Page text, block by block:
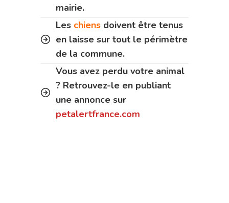
mairie.
Les chiens doivent être tenus
en laisse sur tout le périmètre
de la commune.
Vous avez perdu votre animal
? Retrouvez-le en publiant
une annonce sur
petalertfrance.com